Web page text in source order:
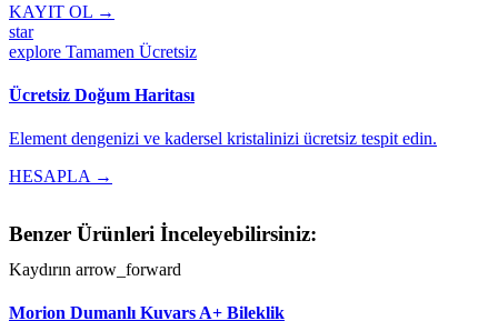
KAYIT OL →
star
explore Tamamen Ücretsiz
Ücretsiz Doğum Haritası
Element dengenizi ve kadersel kristalinizi ücretsiz tespit edin.
HESAPLA →
Benzer Ürünleri İnceleyebilirsiniz:
Kaydırın arrow_forward
Morion Dumanlı Kuvars A+ Bileklik